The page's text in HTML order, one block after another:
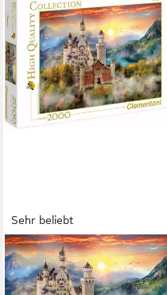
Sehr beliebt
CLEMENTONI®
Puzzle High Quality Collection,
Neuschwanstein, 2000